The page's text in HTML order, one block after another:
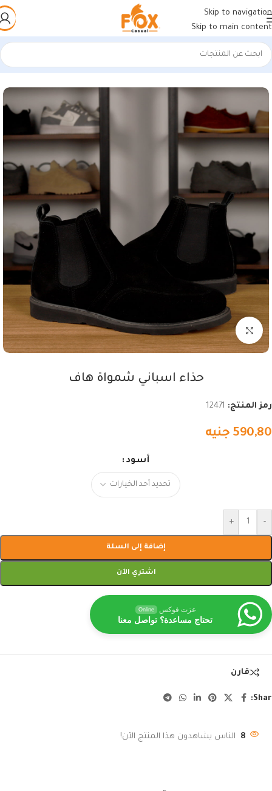
Skip to navigation
Skip to main content
الرئيسية/أحذية رجالي/كوتشي رجالي
اضغط للتكبير
حذاء اسباني شمواة هاف
رمز المنتج: 12471
590,80 جنيه
أسود
-
+
إضافة إلى السلة
اشتري الآن
عزت فوكس Online
تحتاج مساعدة؟ تواصل معنا
قارن
8 الناس يشاهدون هذا المنتج الآن!